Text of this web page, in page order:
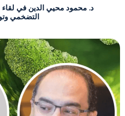
د. محمود محيي الدين في لقاء
التضخمي